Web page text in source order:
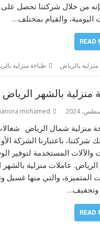
من خلال شركتنا تحصل على
اليومية، والقيام بمختلف…
READ
بالرياض طباخة منزلية
بالشهر الرياض 0572760129
mohamed
شركتنا، باعتبارنا الشركة
والآلات المستخدمة لتوفير
الرياض. عاملات منزلية
المتميزة، والتي منها
وتجفيف…
READ